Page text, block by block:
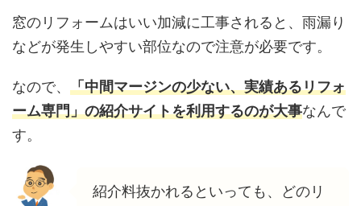
窓のリフォームはいい加減に工事されると、雨漏り
などが発生しやすい部位なので注意が必要です。
なので、 「中間マージンの少ない、実績あるリフォ
ーム専門」の紹介サイトを利用するのが大事なんで
す。
紹介料抜かれるといっても、どのリ